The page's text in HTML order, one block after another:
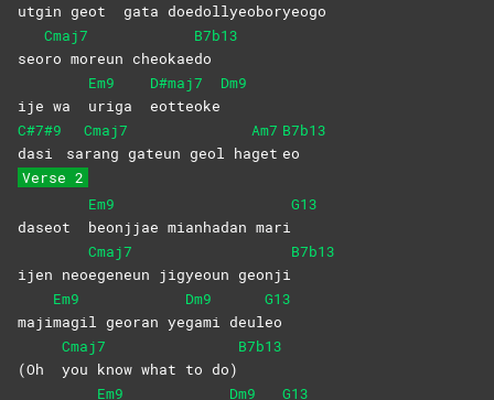
utgin geot gata doedollyeoboryeogo
seo
Cmaj7
ro moreun cheokae
B7b13
do
ije wa
Em9
uriga
D#maj7
eotteoke
Dm9
C#7#9
dasi
sa
Cmaj7
rang gateun geol ha
Am7
get
B7b13
eo
Verse 2
daseot
Em9
beonjjae mianhadan mari
G13
ijen neo
Cmaj7
egeneun jigyeoun geonji
B7b13
maji
Em9
magil georan ye
Dm9
gami deul
G13
eo
(Oh
Cmaj7
you know what to do)
B7b13
Em9
Dm9
G13